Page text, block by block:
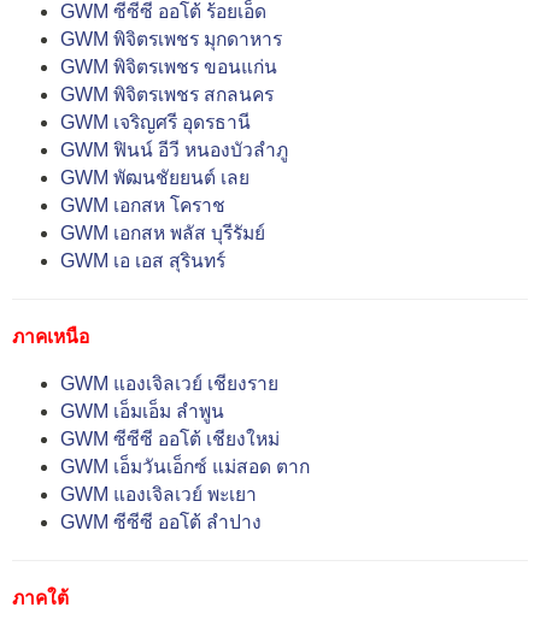
GWM ซีซีซี ออโต้ ร้อยเอ็ด
GWM พิจิตรเพชร มุกดาหาร
GWM พิจิตรเพชร ขอนแก่น
GWM พิจิตรเพชร สกลนคร
GWM เจริญศรี อุดรธานี
GWM ฟินน์ อีวี หนองบัวลำภู
GWM พัฒนชัยยนต์ เลย
GWM เอกสห โคราช
GWM เอกสห พลัส บุรีรัมย์
GWM เอ เอส สุรินทร์
ภาคเหนือ
GWM แองเจิลเวย์ เชียงราย
GWM เอ็มเอ็ม ลำพูน
GWM ซีซีซี ออโต้ เชียงใหม่
GWM เอ็มวันเอ็กซ์ แม่สอด ตาก
GWM แองเจิลเวย์ พะเยา
GWM ซีซีซี ออโต้ ลำปาง
ภาคใต้